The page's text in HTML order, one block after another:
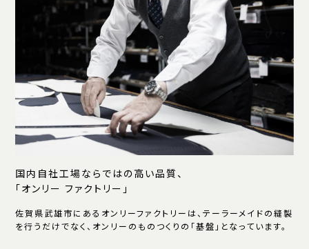
国内自社工場ならではの高い品質、
「オンリー ファクトリー」
佐賀県武雄市にあるオンリーファクトリーは、テーラーメイドの縫製
を行うだけでなく、オンリーのものつくりの「基盤」となっています。